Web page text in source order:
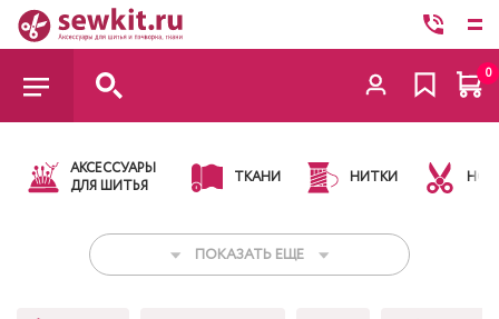
0
АКСЕССУАРЫ
ДЛЯ ШИТЬЯ
ТКАНИ НИТКИ
ПОКАЗАТЬ ЕЩЕ